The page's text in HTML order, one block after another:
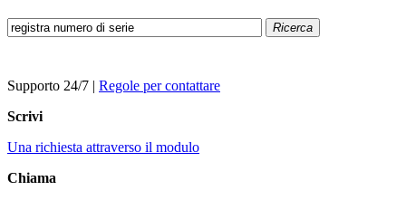
Ricerca
Supporto 24/7 | Regole per contattare
Scrivi
Una richiesta attraverso il modulo
Chiama